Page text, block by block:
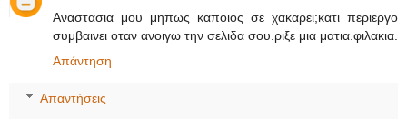
Αναστασια μου μηπως καποιος σε χακαρει;κατι περιεργο
συμβαινει οταν ανοιγω την σελιδα σου.ριξε μια ματια.φιλακια.
Απάντηση
Απαντήσεις